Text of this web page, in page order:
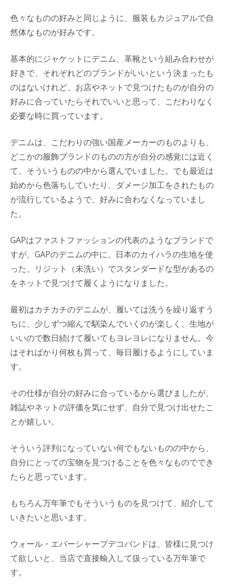
色々なものの好みと同じように、服装もカジュアルで自
然体なものが好みです。
基本的にジャケットにデニム、革靴という組み合わせが
好きで、それぞれどのブランドがいいという決まったも
のはないけれど、お店やネットで見つけたものが自分の
好みに合っていたらそれでいいと思って、こだわりなく
必要な時に買っています。
デニムは、こだわりの強い国産メーカーのものよりも、
どこかの服飾ブランドのものの方が自分の感覚には近く
て、そういうものの中から選んでいました。でも最近は
始めから色落ちしていたり、ダメージ加工をされたもの
が流行しているようで、好みに合わなくなっていまし
た。
GAPはファストファッションの代表のようなブランドで
すが、GAPのデニムの中に、日本のカイハラの生地を使
った、リジット（未洗い）でスタンダードな型があるの
をネットで見つけて履くようになりました。
最初はカチカチのデニムが、履いては洗うを繰り返すう
ちに、少しずつ縮んで馴染んでいくのが楽しく、生地が
いいので数日続けて履いてもヨレヨレになりません。今
はそればかり何枚も買って、毎日履けるようにしていま
す。
その仕様が自分の好みに合っているから選びましたが、
雑誌やネットの評価を気にせず、自分で見つけ出せたこ
とが嬉しい。
そういう評判になっていない何でもないものの中から、
自分にとっての宝物を見つけることを色々なものででき
たらと思っています。
もちろん万年筆でもそういうものを見つけて、紹介して
いきたいと思います。
ウォール・エバーシャープデコバンドは、皆様に見つけ
て欲しいと、当店で直接輸入して扱っている万年筆で
す。